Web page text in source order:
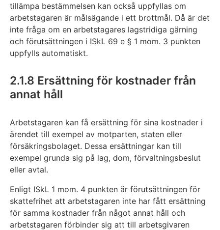
tillämpa bestämmelsen kan också uppfyllas om
arbetstagaren är målsägande i ett brottmål. Då är det
inte fråga om en arbetstagares lagstridiga gärning
och förutsättningen i ISkL 69 e § 1 mom. 3 punkten
uppfylls automatiskt.
2.1.8 Ersättning för kostnader från
annat håll
Arbetstagaren kan få ersättning för sina kostnader i
ärendet till exempel av motparten, staten eller
försäkringsbolaget. Dessa ersättningar kan till
exempel grunda sig på lag, dom, förvaltningsbeslut
eller avtal.
Enligt ISkL 1 mom. 4 punkten är förutsättningen för
skattefrihet att arbetstagaren inte har fått ersättning
för samma kostnader från något annat håll och
arbetstagaren förbinder sig att till arbetsgivaren